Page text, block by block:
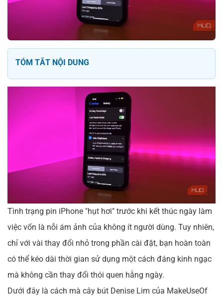
TÓM TẮT NỘI DUNG
Tình trạng pin iPhone "hụt hơi" trước khi kết thúc ngày làm
việc vốn là nỗi ám ảnh của không ít người dùng. Tuy nhiên,
chỉ với vài thay đổi nhỏ trong phần cài đặt, bạn hoàn toàn
có thể kéo dài thời gian sử dụng một cách đáng kinh ngạc
mà không cần thay đổi thói quen hằng ngày.
Dưới đây là cách mà cây bút Denise Lim của MakeUseOf